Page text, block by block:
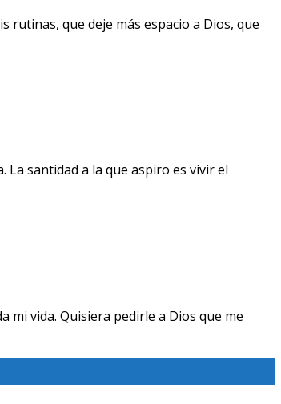
rutinas, que deje más espacio a Dios, que
santidad a la que aspiro es vivir el
mi vida. Quisiera pedirle a Dios que me